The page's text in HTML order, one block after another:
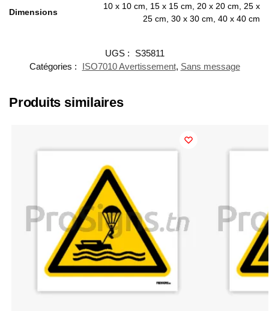
Dimensions
10 x 10 cm, 15 x 15 cm, 20 x 20 cm, 25 x
25 cm, 30 x 30 cm, 40 x 40 cm
UGS :
S35811
Catégories :
ISO7010 Avertissement, Sans message
Produits similaires